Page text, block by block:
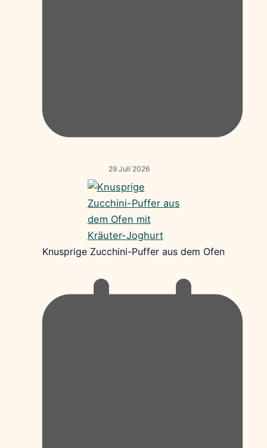
29 Juli 2026
Knusprige Zucchini-Puffer aus dem Ofen